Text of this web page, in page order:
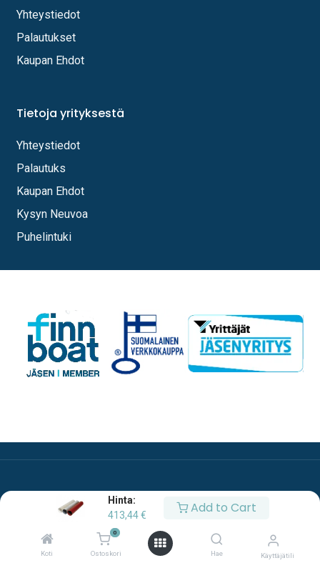
Hinta:
413,44€ Add to Cart
Koti
0
Ostoskori Hae Käyttäjätili
Yhteystiedot
Palautukset
Kaupan Ehdot
Tietoja yrityksestä
Yhteystiedot
Palautuks
Kaupan Ehdot
Kysyn Neuvoa
Puhelintuki
Copyright © Oy Esco Ab